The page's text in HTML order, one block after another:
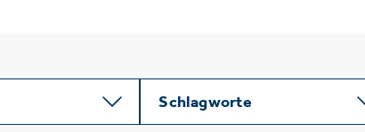
Schlagworte